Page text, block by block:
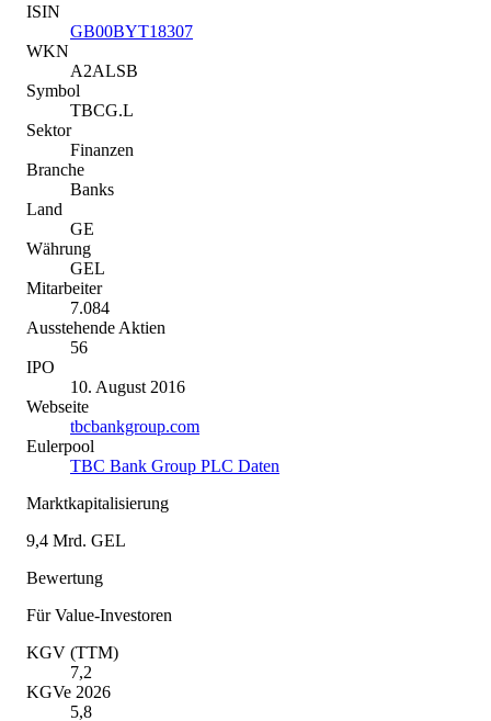
ISIN
GB00BYT18307
WKN
A2ALSB
Symbol
TBCG.L
Sektor
Finanzen
Branche
Banks
Land
GE
Währung
GEL
Mitarbeiter
7.084
Ausstehende Aktien
56
IPO
10. August 2016
Webseite
tbcbankgroup.com
Eulerpool
TBC Bank Group PLC Daten
Marktkapitalisierung
9,4 Mrd. GEL
Bewertung
Für Value-Investoren
KGV (TTM)
7,2
KGVe 2026
5,8